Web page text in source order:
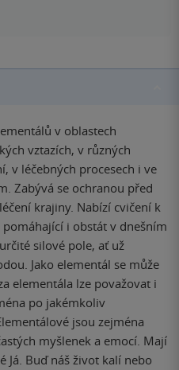
v oblastech
vztazích, v různých
v léčebných procesech i ve
Zabývá se ochranou před
krajiny. Nabízí cvičení k
i obstát v dnešním
silové pole, ať už
Jako elementál se může
elementála lze považovat i
po jakémkoliv
jsou zejména
myšlenek a emocí. Mají
Já. Buď náš život kalí nebo